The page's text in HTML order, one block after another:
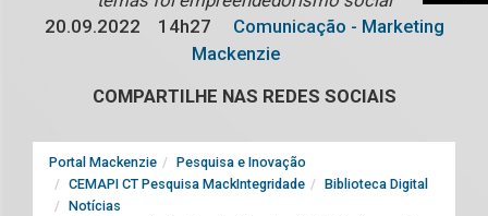
20.09.2022
14h27
Comunicação - Marketing
Mackenzie
COMPARTILHE NAS REDES SOCIAIS
Portal Mackenzie
Pesquisa e Inovação
CEMAPI CT Pesquisa MackIntegridade
Biblioteca Digital
Notícias